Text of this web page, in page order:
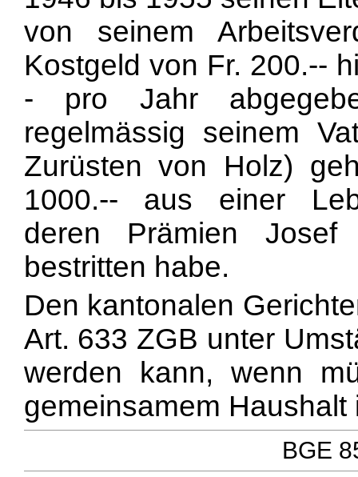
von seinem
Kostgeld von Fr. 200.--
- pro Jahr
regelmässig seinem
Zurüsten von Holz)
1000.-- aus einer
deren Prämien
bestritten habe.
Den kantonalen
Art. 633 ZGB unter
werden kann, wenn
gemeinsamem
BGE